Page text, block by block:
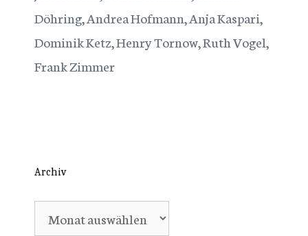
Döhring, Andrea Hofmann, Anja Kaspari,
Dominik Ketz, Henry Tornow, Ruth Vogel,
Frank Zimmer
Archiv
Archiv